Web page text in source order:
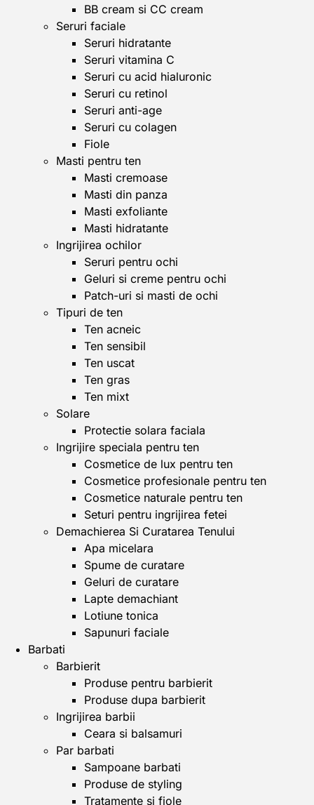
BB cream si CC cream
Seruri faciale
Seruri hidratante
Seruri vitamina C
Seruri cu acid hialuronic
Seruri cu retinol
Seruri anti-age
Seruri cu colagen
Fiole
Masti pentru ten
Masti cremoase
Masti din panza
Masti exfoliante
Masti hidratante
Ingrijirea ochilor
Seruri pentru ochi
Geluri si creme pentru ochi
Patch-uri si masti de ochi
Tipuri de ten
Ten acneic
Ten sensibil
Ten uscat
Ten gras
Ten mixt
Solare
Protectie solara faciala
Ingrijire speciala pentru ten
Cosmetice de lux pentru ten
Cosmetice profesionale pentru ten
Cosmetice naturale pentru ten
Seturi pentru ingrijirea fetei
Demachierea Si Curatarea Tenului
Apa micelara
Spume de curatare
Geluri de curatare
Lapte demachiant
Lotiune tonica
Sapunuri faciale
Barbati
Barbierit
Produse pentru barbierit
Produse dupa barbierit
Ingrijirea barbii
Ceara si balsamuri
Par barbati
Sampoane barbati
Produse de styling
Tratamente si fiole